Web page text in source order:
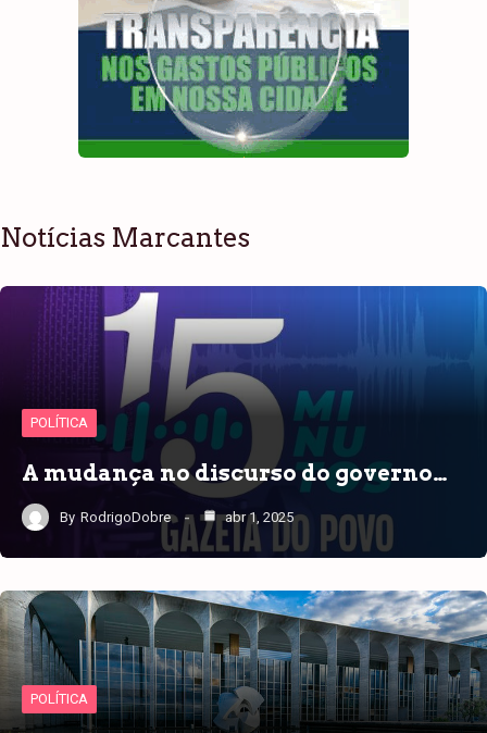
Notícias Marcantes
POLÍTICA
A mudança no discurso do governo…
By RodrigoDobre abr 1, 2025
POLÍTICA